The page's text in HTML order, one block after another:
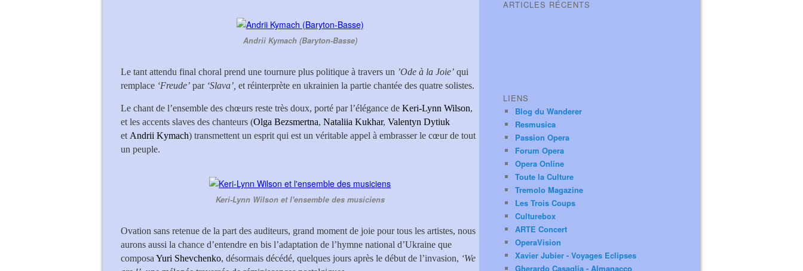
Andrii Kymach (Baryton-Basse)
Le tant attendu final choral prend une tournure plus politique à travers un ’Ode à la Joie’ qui
remplace ‘Freude’ par ‘Slava’, et réinterprète en ukrainien la partie chantée des quatre solistes.
Le chant de l’ensemble des chœurs reste très doux, porté par l’élégance de Keri-Lynn Wilson,
et les accents slaves des chanteurs (Olga Bezsmertna, Nataliia Kukhar, Valentyn Dytiuk
et Andrii Kymach) transmettent un esprit qui est un véritable appel à embrasser le cœur de tout
un peuple.
Keri-Lynn Wilson et l'ensemble des musiciens
Ovation sans retenue de la part des auditeurs, grand moment de joie pour tous les artistes, nous
aurons aussi la chance d’entendre en bis l’adaptation de l’hymne national d’Ukraine que
composa Yuri Shevchenko, désormais décédé, quelques jours après le début de l’invasion, ‘We
ARTICLES RÉCENTS
LIENS
Blog du Wanderer
Resmusica
Passion Opera
Forum Opera
Opera Online
Toute la Culture
Tremolo Magazine
Les Trois Coups
Culturebox
ARTE Concert
OperaVision
Xavier Jubier - Voyages Eclipses
Gherardo Casaglia - Almanacco